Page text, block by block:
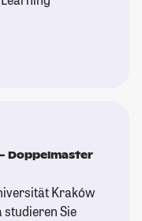
Doppelmaster
Kraków
Sie